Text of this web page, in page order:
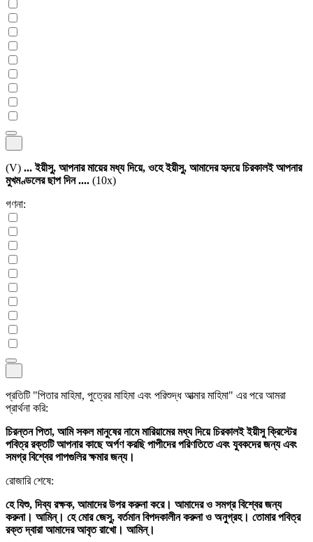
(V) ... ইয়ীসু, আপনার মায়ের মধ্য দিয়ে, ওহে ইয়ীসু, আমাদের হৃদয়ে চিরকালই আপনার
মুখমণ্ডলের ছাপ দিন .... (10x)
গণনা:
প্রতিটি "পিতার মাহিমা, পুত্রের মাহিমা এবং পরিশুদ্ধ আত্মার মাহিমা" এর পরে আমরা
প্রার্থনা করি:
চিরন্তন পিতা, আমি সকল মানুষের নামে মারিয়ামের মধ্য দিয়ে চিরকালই ইয়ীসু ক্রিস্টের
পবিত্র রক্তটি আপনার কাছে অর্পণ করছি পাপীদের পরিণতিতে এবং যুবকদের জন্য এবং
সমগ্র বিশ্বের পাপগুলির ক্ষমার জন্য।
রোজারি শেষে:
হে যিশু, দিব্য রক্ষক, আমাদের উপর করুনা করে। আমাদের ও সমগ্র বিশ্বের জন্য
করুনা। আমিন্‌। হে মোর জেসু, বর্তমান বিপদকালীন করুনা ও অনুগ্রহ। তোমার পবিত্র
রক্ত দ্বারা আমাদের আবৃত রাখো। আমিন্‌।